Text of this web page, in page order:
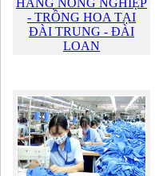
HÀNG NÔNG NGHIỆP
- TRỒNG HOA TẠI
ĐÀI TRUNG - ĐÀI
LOAN